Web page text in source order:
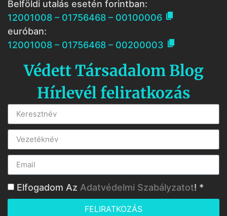
Belföldi utalás esetén forintban:
12001008 – 01756468 – 00100006 
euróban:
12001008 – 01756468 – 00200003 
Védett Társadalom Blog
Hírlevél feliratkozás
Elfogadom Az Adatvédelmi Szabályzatot! *
FELIRATKOZÁS